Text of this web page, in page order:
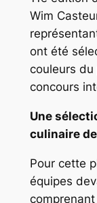
Wim
ont été
couleurs du
concours
Une
culinaire
Pour cette
équipes